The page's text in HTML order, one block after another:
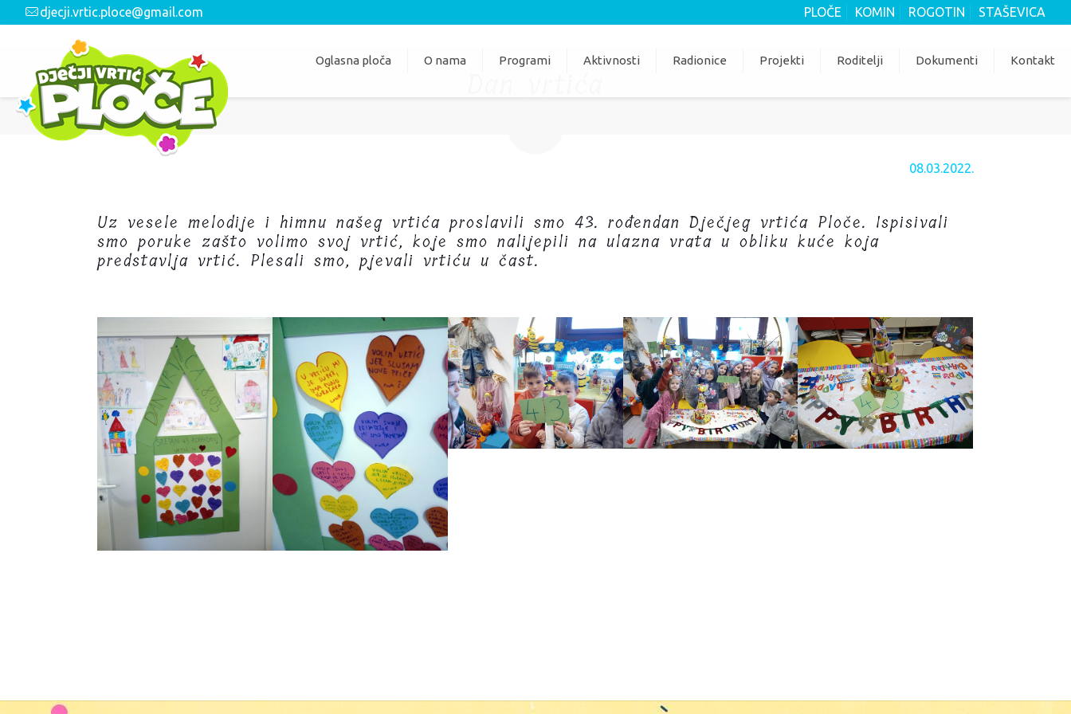
djecji.vrtic.ploce@gmail.com PLOČE KOMIN ROGOTIN STAŠEVICA
Oglasna ploča O nama Programi Aktivnosti Radionice Projekti Roditelji Dokumenti Kontakt
08.03.2022.
Uz vesele melodije i himnu našeg vrtića proslavili smo 43. rođendan Dječjeg vrtića Ploče. Ispisivali
smo poruke zašto volimo svoj vrtić, koje smo nalijepili na ulazna vrata u obliku kuće koja
predstavlja vrtić. Plesali smo, pjevali vrtiću u čast.